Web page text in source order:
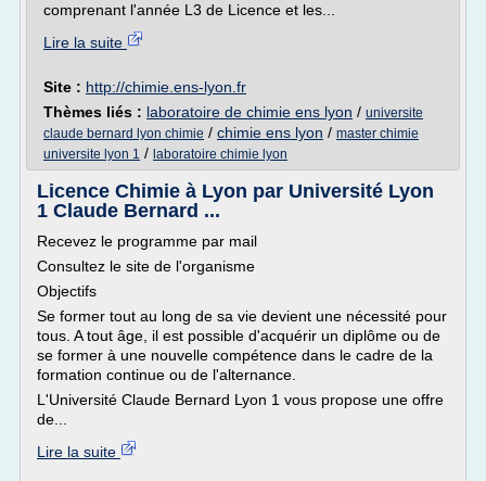
comprenant l'année L3 de Licence et les...
Lire la suite
Site : http://chimie.ens-lyon.fr
Thèmes liés : laboratoire de chimie ens lyon / universite
claude bernard lyon chimie / chimie ens lyon / master chimie
universite lyon 1 / laboratoire chimie lyon
Licence Chimie à Lyon par Université Lyon
1 Claude Bernard ...
Recevez le programme par mail
Consultez le site de l'organisme
Objectifs
Se former tout au long de sa vie devient une nécessité pour
tous. A tout âge, il est possible d'acquérir un diplôme ou de
se former à une nouvelle compétence dans le cadre de la
formation continue ou de l'alternance.
L'Université Claude Bernard Lyon 1 vous propose une offre
de...
Lire la suite